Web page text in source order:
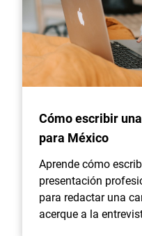
Cómo escribir
para México
Aprende cómo
presentación
para redactar una
acerque a la